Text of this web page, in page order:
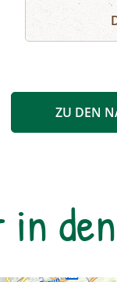
nach
(RegioBus
Bahnhof
Kurz &
ZU DEN